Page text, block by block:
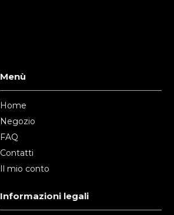
Menù
Home
Negozio
FAQ
Contatti
Il mio conto
Informazioni legali